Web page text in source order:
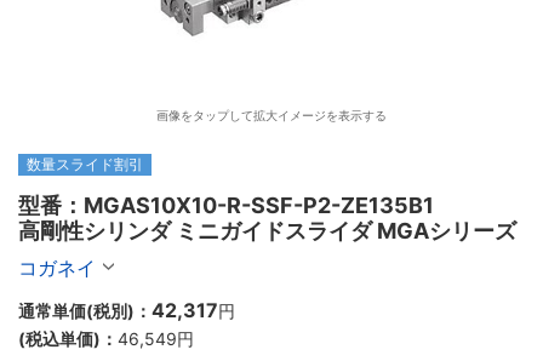
画像をタップして拡大イメージを表示する
数量スライド割引
型番：MGAS10X10-R-SSF-P2-ZE135B1
高剛性シリンダ ミニガイドスライダ MGAシリーズ
コガネイ
通常単価(税別)： 42,317円
(税込単価)： 46,549円